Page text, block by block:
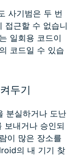
사기범은 두 번
접근할 수 없습니
일회용 코드이
코드일 수 있습
두기
분실하거나 도난
보내거나 승인되
이 많은 장소를
의 내 기기 찾